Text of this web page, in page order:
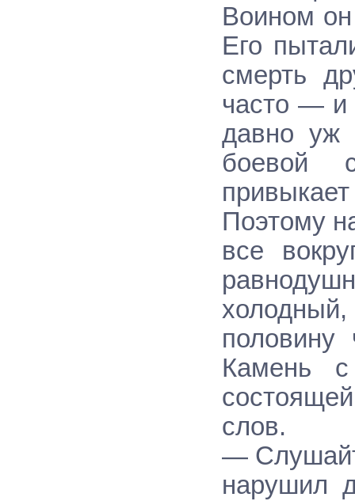
Воином он
Его
смерть
часто —
давно уж
боевой
Поэтому
все
половину
Камень
слов.
—
нарушил